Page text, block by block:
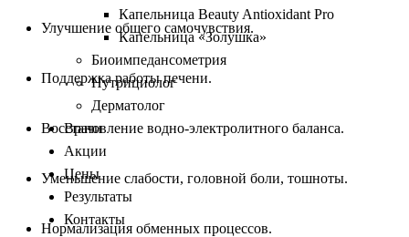
Капельница Beauty Antioxidant Pro
Капельница «Золушка»
Биоимпедансометрия
Нутрициолог
Дерматолог
Врачи
Акции
Цены
Результаты
Контакты
Улучшение общего самочувствия.
Поддержка работы печени.
Восстановление водно-электролитного баланса.
Уменьшение слабости, головной боли, тошноты.
Нормализация обменных процессов.